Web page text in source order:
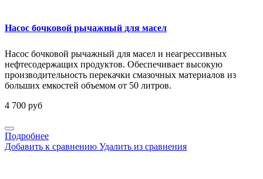
Насос бочковой рычажный для масел
Насос бочковой рычажный для масел и неагрессивных
нефтесодержащих продуктов. Обеспечивает высокую
производительность перекачки смазочных материалов из
больших емкостей объемом от 50 литров.
4 700 руб
Подробнее
Добавить к сравнению Удалить из сравнения